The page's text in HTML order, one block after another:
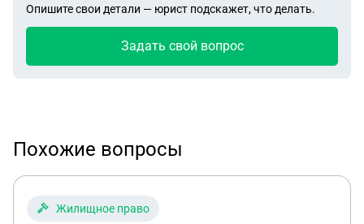
Опишите свои детали — юрист подскажет, что делать.
Задать свой вопрос
Похожие вопросы
Жилищное право